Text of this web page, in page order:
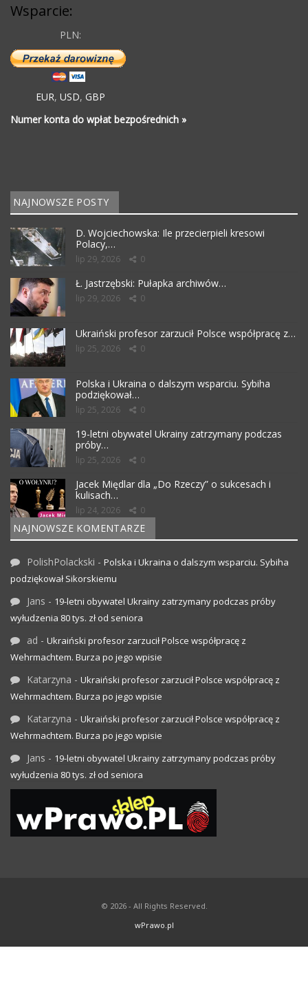
Wsparcie:
PLN:
EUR, USD, GBP
Numer konta do wpłat bezpośrednich »
NAJNOWSZE POSTY
D. Wojciechowska: Ile przecierpieli kresowi
Polacy,…
lip 29, 2026 0
Ł. Jastrzębski: Pułapka archiwów…
lip 29, 2026 0
Ukraiński profesor zarzucił Polsce współpracę z…
lip 25, 2026 0
Polska i Ukraina o dalszym wsparciu. Sybiha
podziękował…
lip 25, 2026 0
19-letni obywatel Ukrainy zatrzymany podczas
próby…
lip 25, 2026 0
Jacek Międlar dla „Do Rzeczy” o sukcesach i
kulisach…
lip 24, 2026 0
NAJNOWSZE KOMENTARZE
PolishPolackski - Polska i Ukraina o dalszym wsparciu. Sybiha
podziękował Sikorskiemu
Jans - 19-letni obywatel Ukrainy zatrzymany podczas próby
wyłudzenia 80 tys. zł od seniora
ad - Ukraiński profesor zarzucił Polsce współpracę z
Wehrmachtem. Burza po jego wpisie
Katarzyna - Ukraiński profesor zarzucił Polsce współpracę z
Wehrmachtem. Burza po jego wpisie
Katarzyna - Ukraiński profesor zarzucił Polsce współpracę z
Wehrmachtem. Burza po jego wpisie
Jans - 19-letni obywatel Ukrainy zatrzymany podczas próby
wyłudzenia 80 tys. zł od seniora
© 2026 - All Rights Reserved.
wPrawo.pl